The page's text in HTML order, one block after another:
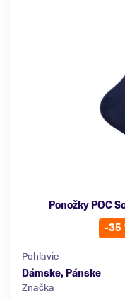
Ponožky POC
-35
Pohlavie
Dámske, Pánske
Značka